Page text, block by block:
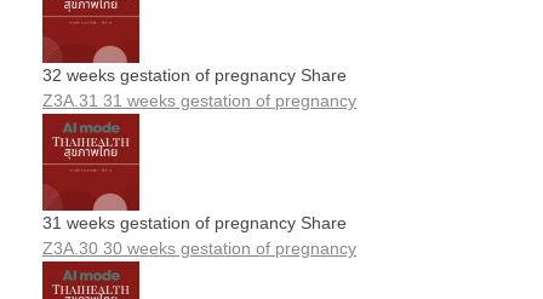
32 weeks gestation of pregnancy Share
Z3A.31 31 weeks gestation of pregnancy
31 weeks gestation of pregnancy Share
Z3A.30 30 weeks gestation of pregnancy